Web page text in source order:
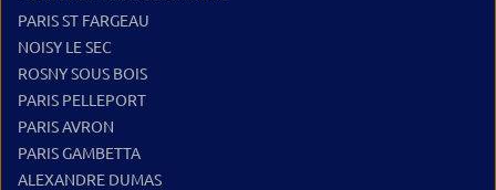
PARIS ST FARGEAU
NOISY LE SEC
ROSNY SOUS BOIS
PARIS PELLEPORT
PARIS AVRON
PARIS GAMBETTA
ALEXANDRE DUMAS